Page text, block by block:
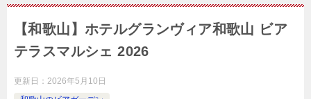
【和歌山】ホテルグランヴィア和歌山 ビア
テラスマルシェ 2026
更新日： 2026年5月10日